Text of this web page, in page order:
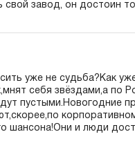
свой завод, он достоин
уже не судьба?Как
себя звёздами,а по
пустыми.Новогодние
шансона!Они и люди